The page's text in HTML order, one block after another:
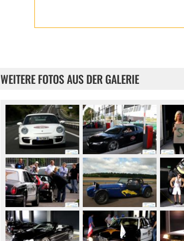
WEITERE FOTOS AUS DER GALERIE